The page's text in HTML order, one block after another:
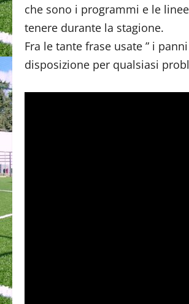
che sono i programmi e le
tenere durante la stagione.
Fra le tante frase usate ” i
disposizione per qualsiasi